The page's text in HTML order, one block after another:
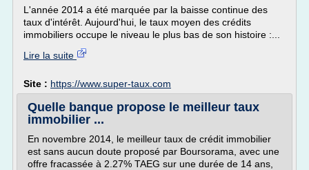
L'année 2014 a été marquée par la baisse continue des
taux d'intérêt. Aujourd'hui, le taux moyen des crédits
immobiliers occupe le niveau le plus bas de son histoire :...
Lire la suite
Site : https://www.super-taux.com
Quelle banque propose le meilleur taux
immobilier ...
En novembre 2014, le meilleur taux de crédit immobilier
est sans aucun doute proposé par Boursorama, avec une
offre fracassée à 2.27% TAEG sur une durée de 14 ans,